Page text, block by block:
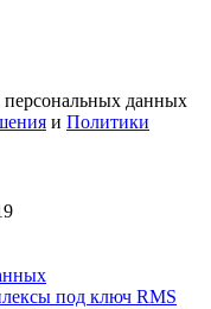
персональных данных
и Политики
под ключ RMS